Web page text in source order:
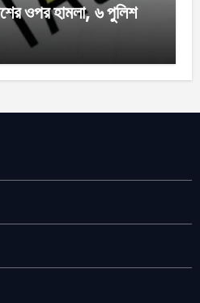
ওপর হামলা, ৬ পুলিশ